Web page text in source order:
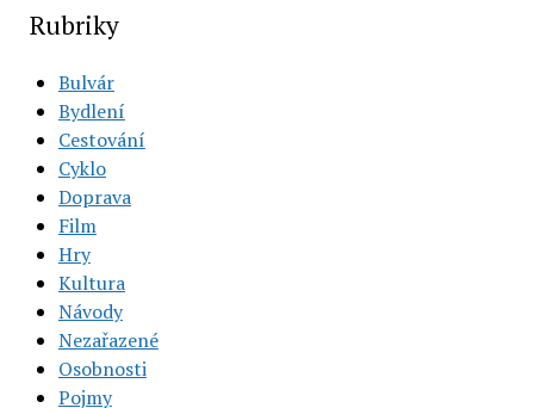
Rubriky
Bulvár
Bydlení
Cestování
Cyklo
Doprava
Film
Hry
Kultura
Návody
Nezařazené
Osobnosti
Pojmy